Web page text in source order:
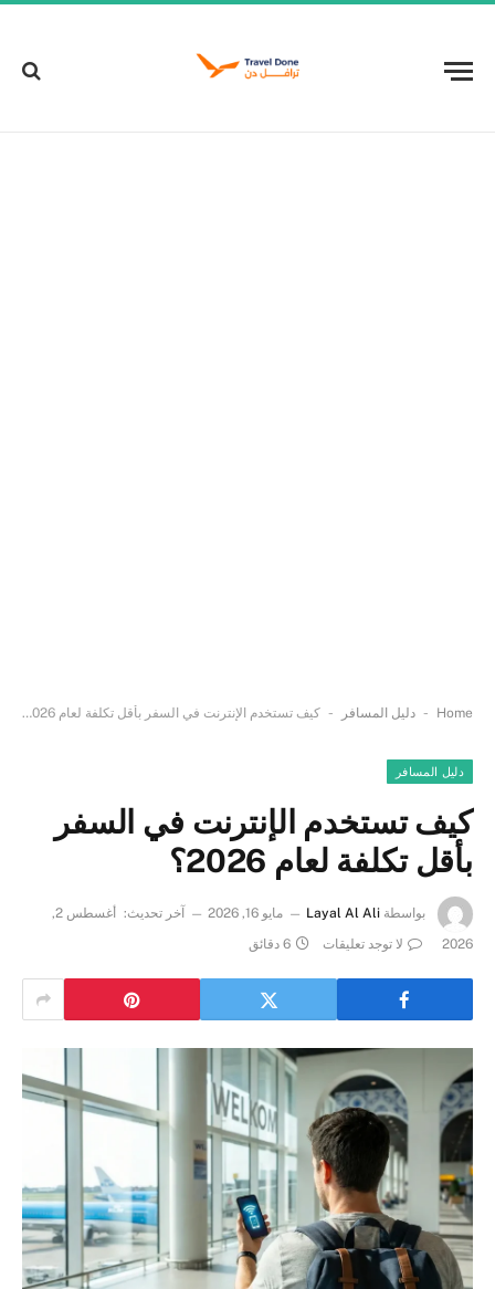
Home
- دليل المسافر - كيف تستخدم الإنترنت في السفر بأقل تكلفة لعام 2026؟
دليل المسافر
كيف تستخدم الإنترنت في السفر
بأقل تكلفة لعام 2026؟
بواسطة Layal Al Ali مايو 16, 2026 آخر تحديث:
أغسطس 2,
2026
لا توجد تعليقات 6 دقائق